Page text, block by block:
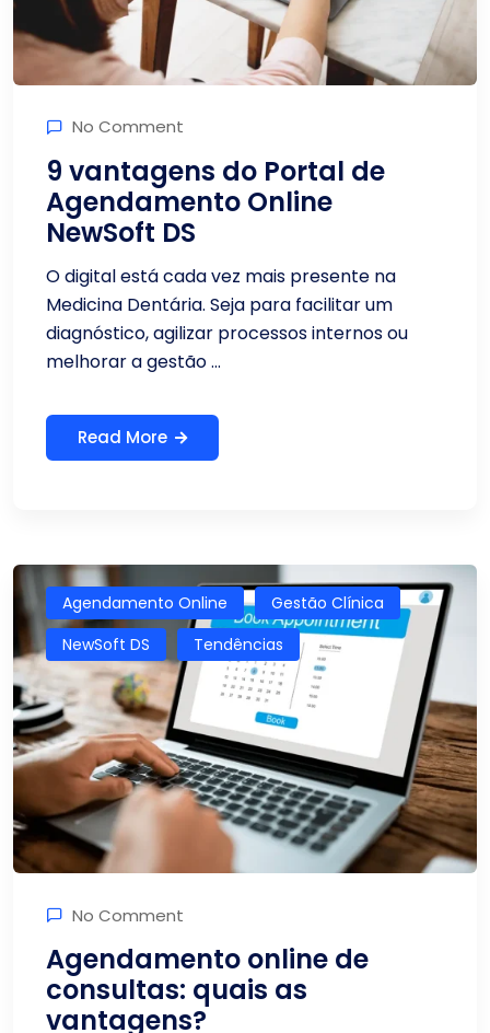
No Comment
9 vantagens do Portal de
Agendamento Online
NewSoft DS
O digital está cada vez mais presente na
Medicina Dentária. Seja para facilitar um
diagnóstico, agilizar processos internos ou
melhorar a gestão ...
Read More
Agendamento Online
Gestão Clínica
NewSoft DS
Tendências
No Comment
Agendamento online de
consultas: quais as
vantagens?